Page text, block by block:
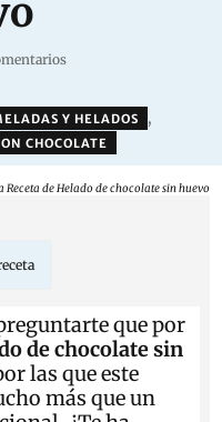
Y HELADOS ,
CHOCOLATE
de Helado de chocolate sin huevo
que por
de chocolate sin
las que este
más que un